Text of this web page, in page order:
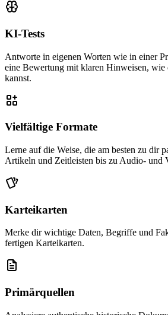
KI-Tests
Antworte in eigenen Worten wie in einer
eine Bewertung mit klaren Hinweisen, wie
kannst.
Vielfältige Formate
Lerne auf die Weise, die am besten zu dir
Artikeln und Zeitleisten bis zu Audio- und
Karteikarten
Merke dir wichtige Daten, Begriffe und
fertigen Karteikarten.
Primärquellen